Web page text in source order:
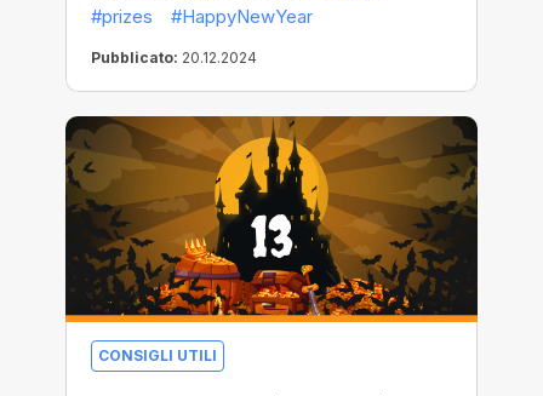
#prizes
#HappyNewYear
Pubblicato: 20.12.2024
CONSIGLI UTILI